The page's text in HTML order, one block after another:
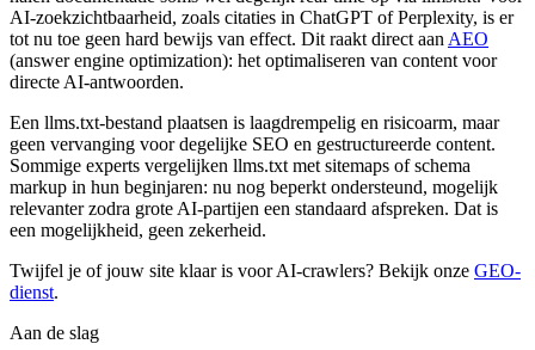
AI-zoekzichtbaarheid, zoals citaties in ChatGPT of Perplexity, is er
tot nu toe geen hard bewijs van effect. Dit raakt direct aan AEO
(answer engine optimization): het optimaliseren van content voor
directe AI-antwoorden.
Een llms.txt-bestand plaatsen is laagdrempelig en risicoarm, maar
geen vervanging voor degelijke SEO en gestructureerde content.
Sommige experts vergelijken llms.txt met sitemaps of schema
markup in hun beginjaren: nu nog beperkt ondersteund, mogelijk
relevanter zodra grote AI-partijen een standaard afspreken. Dat is
een mogelijkheid, geen zekerheid.
Twijfel je of jouw site klaar is voor AI-crawlers? Bekijk onze GEO-
dienst.
Aan de slag